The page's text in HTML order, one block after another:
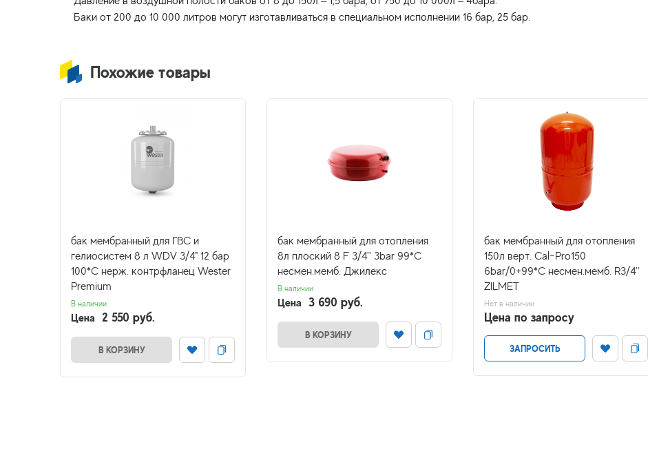
Похожие товары
бак мембранный для ГВС и
гелиосистем 8 л WDV 3/4" 12 бар
100*С нерж. контрфланец Wester
Premium
В наличии
Цена 2 550 руб.
В КОРЗИНУ
бак мембранный для отопления
8л плоский 8 F 3/4'' 3bar 99*C
несмен.мемб. Джилекс
В наличии
Цена 3 690 руб.
В КОРЗИНУ
бак мембранный для отопления
150л верт. Cal-Pro150
6bar/0+99*C несмен.мемб. R3/4''
ZILMET
Нет в наличии
Цена по запросу
ЗАПРОСИТЬ